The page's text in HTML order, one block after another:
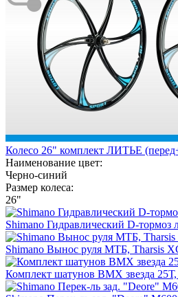
Колесо 26" комплект ЛИТЬЕ
Наименование цвет:
Черно-синий
Размер колеса:
26"
Shimano Гидравлический D-тормоз
Shimano Вынос руля МТБ, Tharsis
Комплект шатунов BMX звезда